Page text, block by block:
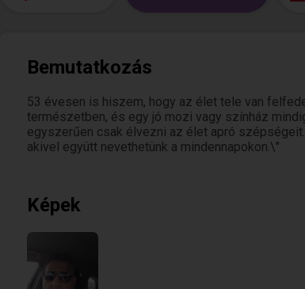
Bemutatkozás
53 évesen is hiszem, hogy az élet tele van
természetben, és egy jó mozi vagy színház
egyszerűen csak élvezni az élet apró
akivel együtt nevethetünk a mindennapokon.\"
Képek